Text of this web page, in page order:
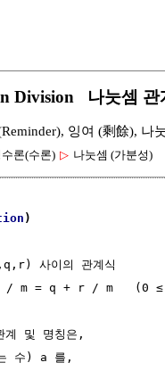
Division 나눗셈 관
잉여 (剩餘), 나
수론(수론) ▷ 나눗셈 (가분성)
)
사이의 관계식
/ m = q + r / m   (0 ≤
계 및 명칭은,
수) a 를,